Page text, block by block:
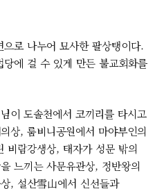
로 나누어 묘사한 팔상탱이다.
에 걸 수 있게 만든 불교회화를
이 도솔천에서 코끼리를 타시고
상, 룸비니공원에서 마야부인의
비람강생상, 태자가 성문 밖의
느끼는 사문유관상, 정반왕의
, 설산雪山에서 신선들과